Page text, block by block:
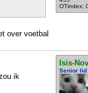
OTindex:
over voetbal
Isis-
Senior lid
ik